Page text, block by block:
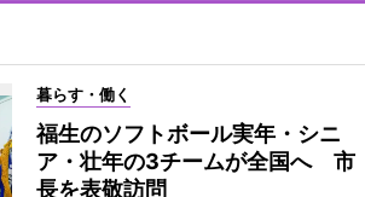
暮らす・働く
福生のソフトボール実年・シニ
ア・壮年の3チームが全国へ 市
長を表敬訪問